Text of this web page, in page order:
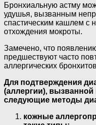
Бронхиальную астму
удушья, вызванным
спастическим кашлем с
отхождения мокроты.
Замечено, что
предшествуют часто
аллергических
Для подтверждения
(аллергии),
следующие методы
кожные